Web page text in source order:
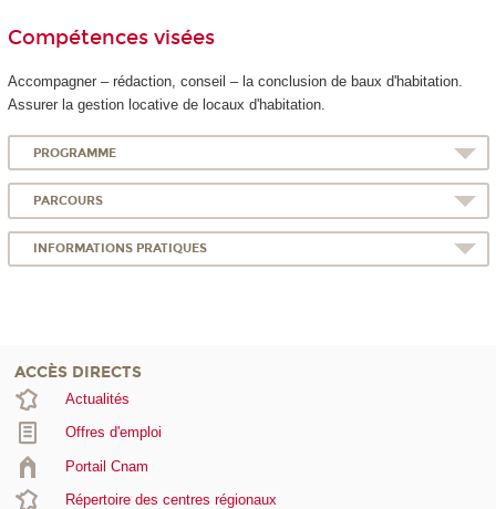
Compétences visées
Accompagner – rédaction, conseil – la conclusion de baux d'habitation.
Assurer la gestion locative de locaux d'habitation.
PROGRAMME
PARCOURS
INFORMATIONS PRATIQUES
ACCÈS DIRECTS
Actualités
Offres d'emploi
Portail Cnam
Répertoire des centres régionaux